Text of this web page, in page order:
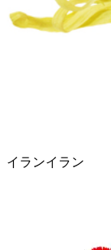
イランイラン